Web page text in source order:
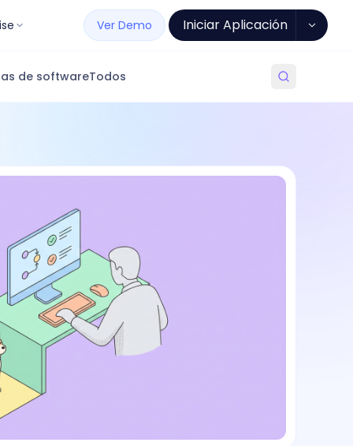
Ver Demo Iniciar Aplicación
de softwareTodos